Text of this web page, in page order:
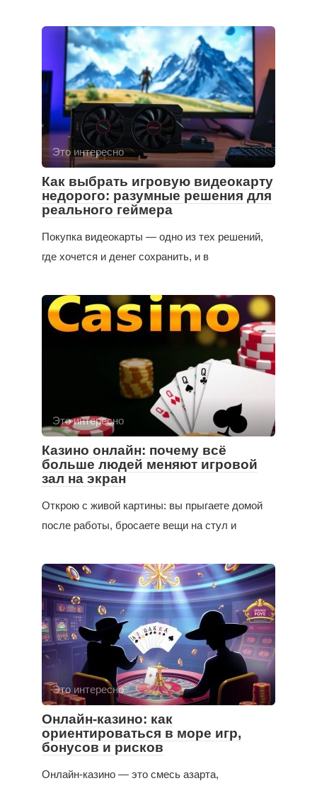
Это интересно
Как выбрать игровую видеокарту
недорого: разумные решения для
реального геймера
Покупка видеокарты — одно из тех решений,
где хочется и денег сохранить, и в
Это интересно
Казино онлайн: почему всё
больше людей меняют игровой
зал на экран
Открою с живой картины: вы прыгаете домой
после работы, бросаете вещи на стул и
Это интересно
Онлайн-казино: как
ориентироваться в море игр,
бонусов и рисков
Онлайн-казино — это смесь азарта,